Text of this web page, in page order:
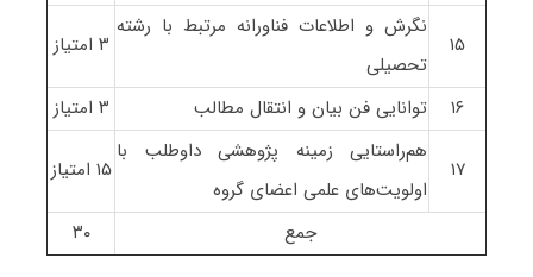
۱۵
نگرش و اطلاعات فناورانه مرتبط با رشته
تحصیلی
۳ امتیاز
۱۶ توانایی فن بیان و انتقال مطالب ۳ امتیاز
۱۷
هم‌راستایی زمینه پژوهشی داوطلب با
اولویت‌های علمی اعضای گروه
۱۵ امتیاز
جمع ۳۰